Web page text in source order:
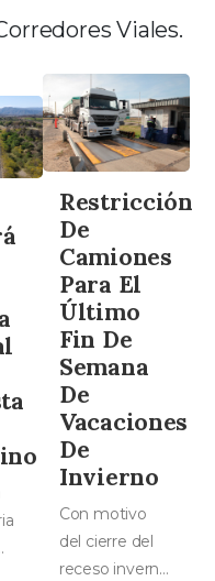
Viales.
Restricción
De
Camiones
Para El
Último
Fin De
Semana
De
Vacaciones
De
Invierno
Con motivo
del cierre del
receso invernal